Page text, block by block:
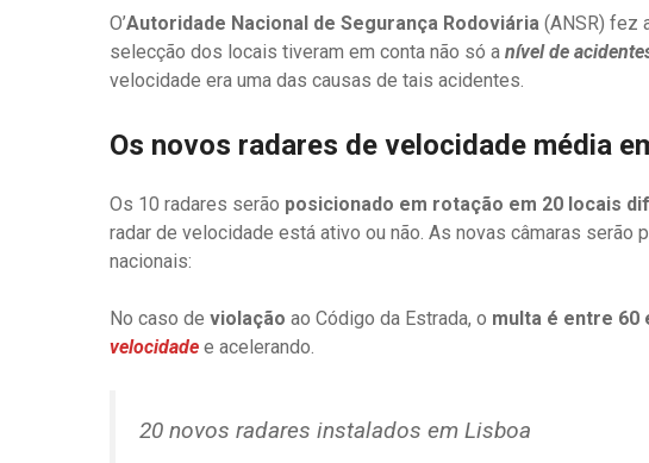
O’Autoridade Nacional de Segurança Rodoviária (ANSR) fez
selecção dos locais tiveram em conta não só a nível de
velocidade era uma das causas de tais acidentes.
Os novos radares de velocidade média
Os 10 radares serão posicionado em rotação em 20 locais
radar de velocidade está ativo ou não. As novas câmaras
nacionais:
No caso de violação ao Código da Estrada, o multa é entre 60
velocidade e acelerando.
20 novos radares instalados em Lisboa